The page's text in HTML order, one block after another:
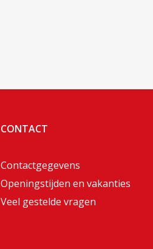
CONTACT
Contactgegevens
Openingstijden en vakanties
Veel gestelde vragen